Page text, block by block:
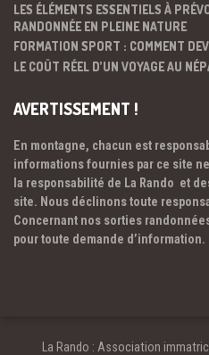
LES ÉLÉMENTS ESSENTIELS À
RANDONNÉE EN PLEINE NATURE
FORMATION SPORT : COMMENT
LE COÛT RÉEL D’UN VOYAGE AU
AVERTISSEMENT !
En montagne, chacun est
informations fournies par ce site
la responsabilité de La Rando et
site. Nous déclinons toute
Concernant nos sorties
pour toute demande d’information.
La Rando : Association